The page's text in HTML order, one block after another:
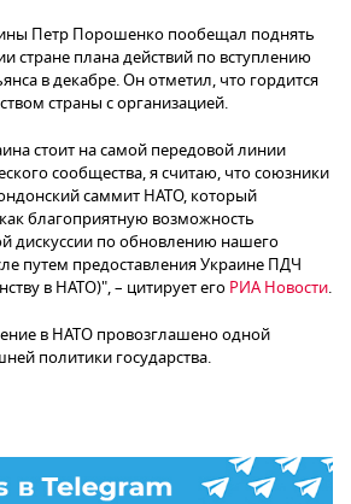
Петр Порошенко пообещал поднять
стране плана действий по вступлению
в декабре. Он отметил, что гордится
страны с организацией.
стоит на самой передовой линии
сообщества, я считаю, что союзники
саммит НАТО, который
как благоприятную возможность
дискуссии по обновлению нашего
путем предоставления Украине ПДЧ
в НАТО)", – цитирует его РИА Новости.
в НАТО провозглашено одной
политики государства.